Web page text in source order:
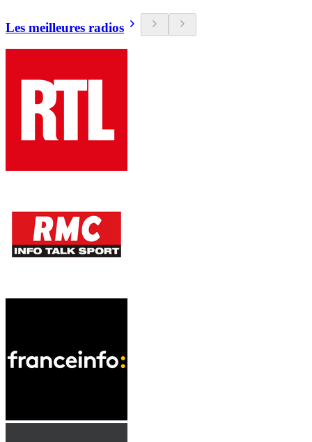
Les meilleures radios